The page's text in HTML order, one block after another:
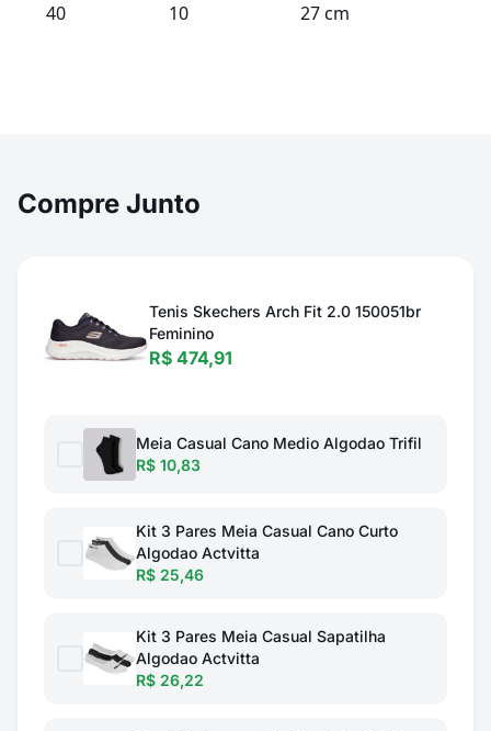
40 10 27 cm
Compre Junto
Tenis Skechers Arch Fit 2.0 150051br
Feminino
R$ 474,91
Meia Casual Cano Medio Algodao Trifil
R$ 10,83
Kit 3 Pares Meia Casual Cano Curto
Algodao Actvitta
R$ 25,46
Kit 3 Pares Meia Casual Sapatilha
Algodao Actvitta
R$ 26,22